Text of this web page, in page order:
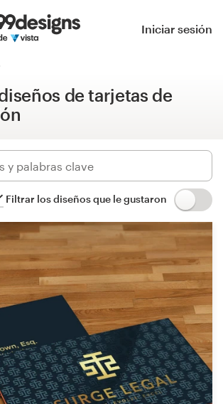
Iniciar sesión
de tarjetas de
Filtrar los diseños que le gustaron
de tarjetas de